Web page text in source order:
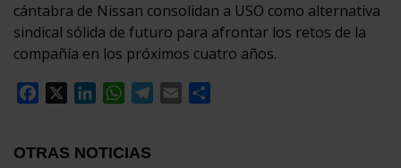
cántabra de Nissan consolidan a USO como alternativa
sindical sólida de futuro para afrontar los retos de la
compañía en los próximos cuatro años.
Facebook
LinkedInWhatsApp
Telegram
Email
OTRAS NOTICIAS